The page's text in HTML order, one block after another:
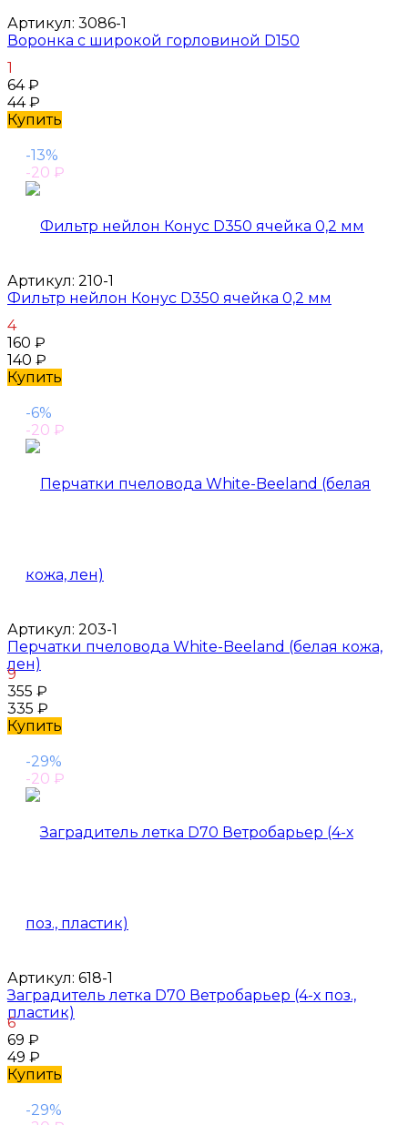
Артикул: 3086-1
Воронка с широкой горловиной D150
1
64₽
44₽
Купить
-13%
-20 ₽
Артикул: 210-1
Фильтр нейлон Конус D350 ячейка 0,2 мм
4
160 ₽
140 ₽
Купить
-6%
-20 ₽
Артикул: 203-1
Перчатки пчеловода White-Beeland (белая кожа,
лен)
9
355 ₽
335 ₽
Купить
-29%
-20 ₽
Артикул: 618-1
Заградитель летка D70 Ветробарьер (4-х поз.,
пластик)
6
69 ₽
49 ₽
Купить
-29%